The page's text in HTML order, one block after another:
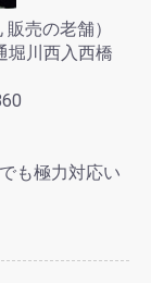
売の老舗）
堀川西入西橋
も極力対応い